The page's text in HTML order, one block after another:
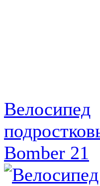
Велосипед
Bomber 21